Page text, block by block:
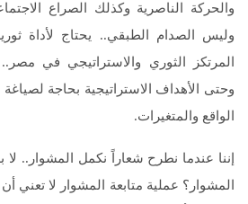
والحركة الناصرية وكذلك الصراع
وليس الصدام الطبقي.. يحتاج لأداة
المرتكز الثوري والاستراتيجي في
وحتى الأهداف الاستراتيجية بحاجة
الواقع والمتغيرات.
إننا عندما نطرح شعاراً نكمل المشوار..
المشوار؟ عملية متابعة المشوار لا تعني